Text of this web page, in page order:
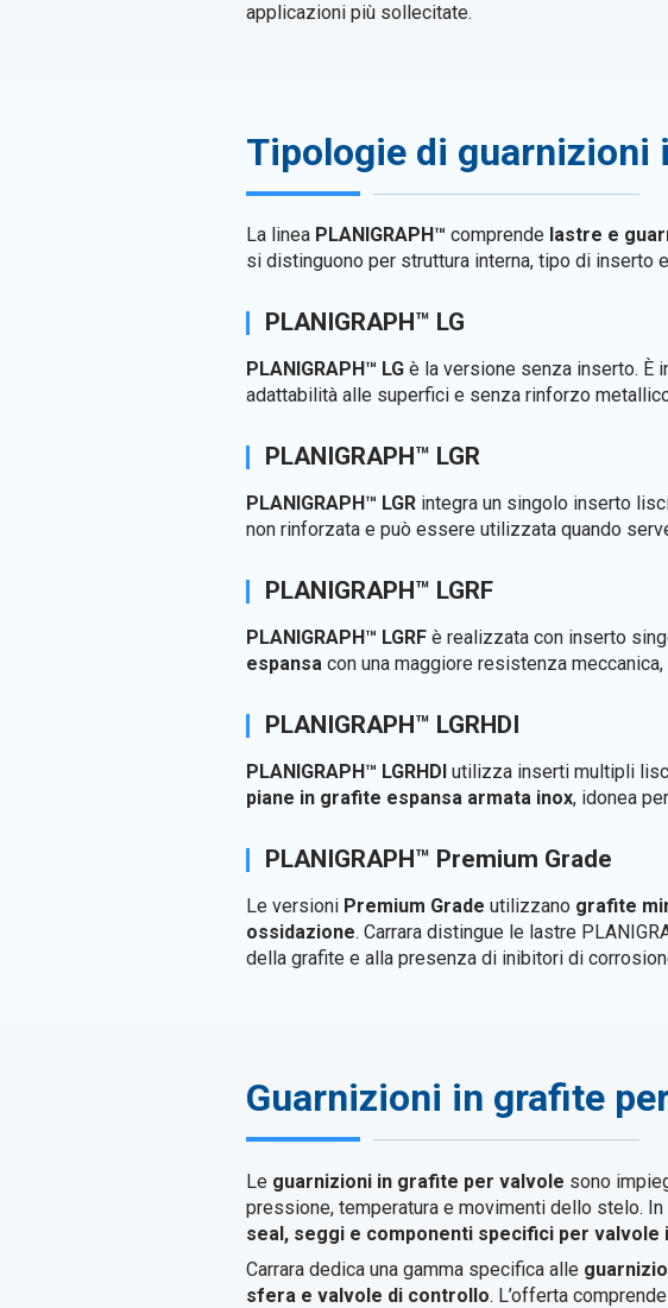
applicazioni più sollecitate.
Tipologie di guarnizioni
La linea PLANIGRAPH™ comprende lastre e
si distinguono per struttura interna, tipo di
PLANIGRAPH™ LG
PLANIGRAPH™ LG è la versione senza inserto. È
adattabilità alle superfici e senza rinforzo
PLANIGRAPH™ LGR
PLANIGRAPH™ LGR integra un singolo inserto
non rinforzata e può essere utilizzata quando
PLANIGRAPH™ LGRF
PLANIGRAPH™ LGRF è realizzata con inserto
espansa con una maggiore resistenza
PLANIGRAPH™ LGRHDI
PLANIGRAPH™ LGRHDI utilizza inserti multipli
piane in grafite espansa armata inox, idonea
PLANIGRAPH™ Premium Grade
Le versioni Premium Grade utilizzano grafite
ossidazione. Carrara distingue le lastre
della grafite e alla presenza di inibitori di
Guarnizioni in grafite
Le guarnizioni in grafite per valvole sono
pressione, temperatura e movimenti dello stelo.
seal, seggi e componenti specifici per valvole
Carrara dedica una gamma specifica alle
sfera e valvole di controllo. L’offerta